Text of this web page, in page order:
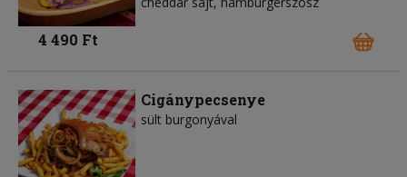
4 490 Ft
Cigánypecsenye
sült burgonyával